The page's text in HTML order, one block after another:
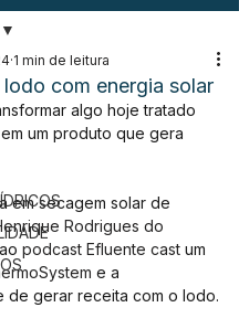
com energia solar
1 min de leitura
algo hoje tratado
um produto que gera
em secagem solar de
Rodrigues do
podcast Efluente cast um
e a
de gerar receita com o lodo.